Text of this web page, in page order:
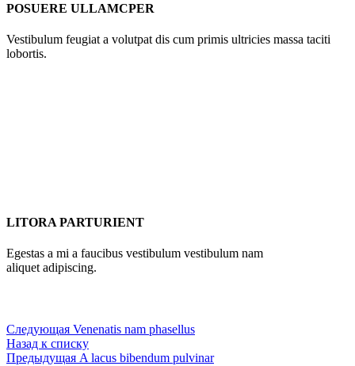
POSUERE ULLAMCPER
Vestibulum feugiat a volutpat dis cum primis ultricies massa taciti
lobortis.
LITORA PARTURIENT
Egestas a mi a faucibus vestibulum vestibulum nam
aliquet adipiscing.
Следующая Venenatis nam phasellus
Назад к списку
Предыдущая A lacus bibendum pulvinar